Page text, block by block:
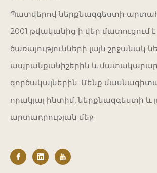
Պատվերով ներքնազգեստի
2001 թվականից ի վեր մատուցում է
ծառայությունների լայն շրջանակ
ապրանքանիշերին և
գործակալներին: Մենք
որակյալ ինտիմ, ներքնազգեստի և
արտադրության մեջ: